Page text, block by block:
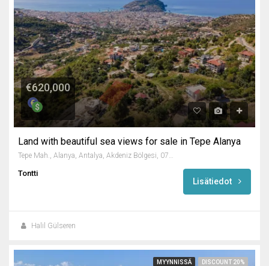
€620,000
Land with beautiful sea views for sale in Tepe Alanya
Tontti
Lisätiedot
Halil Gülseren
MYYNNISSÄ
DISCOUNT 20%